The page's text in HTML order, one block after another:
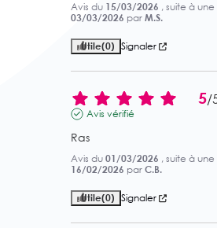
Avis du 15/03/2026 , suite à
03/03/2026 par M.S.
Utile(0) Signaler
5/
Avis vérifié
Ras
Avis du 01/03/2026 , suite à
16/02/2026 par C.B.
Utile(0) Signaler